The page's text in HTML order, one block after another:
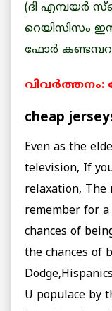
(ദി എമ്പയര്‍
റെയിസിസം
ഫോര്‍
cheap
Even as the
television, If
relaxation, The
remember for
chances of
the chances of
U populace by